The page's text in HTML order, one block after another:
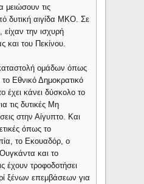
μειώσουν τις
δυτική αιγίδα ΜΚΟ. Σε
είχαν την ισχυρή
και του Πεκίνου.
ομάδων όπως
Εθνικό Δημοκρατικό
έχει κάνει δύσκολο το
τις δυτικές Μη
στην Αίγυπτο. Και
όπως το
το Εκουαδόρ, ο
και το
έχουν τροφοδοτήσει
ξένων επεμβάσεων για